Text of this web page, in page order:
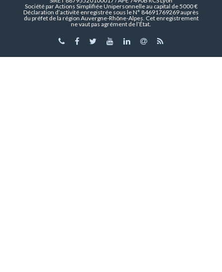
Société par Actions Simplifiée Unipersonnelle au capital de 5000 €
Déclaration d’activité enregistrée sous le N° 84691769269 auprès
du préfet de la région Auvergne-Rhône-Alpes. Cet enregistrement
ne vaut pas agrément de l’État.